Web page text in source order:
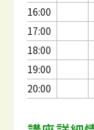
16:00
17:00
18:00
19:00
20:00